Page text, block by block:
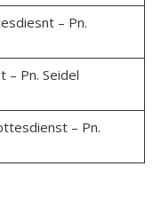
– Pn.
– Pn. Seidel
– Pn.